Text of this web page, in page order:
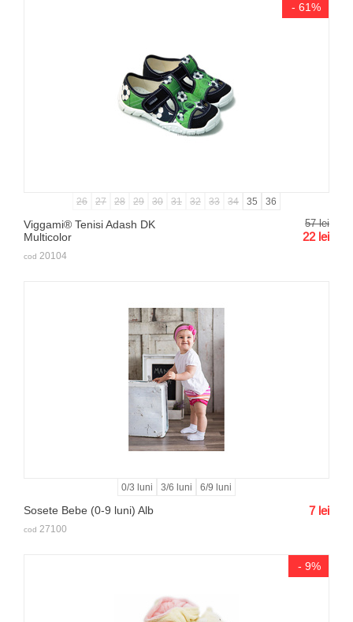
- 61%
26 27 28 29 30 31 32 33 34 35 36
Viggami® Tenisi Adash DK
Multicolor
57 lei
22 lei
cod 20104
0/3 luni 3/6 luni 6/9 luni
Sosete Bebe (0-9 luni) Alb 7 lei
cod 27100
- 9%